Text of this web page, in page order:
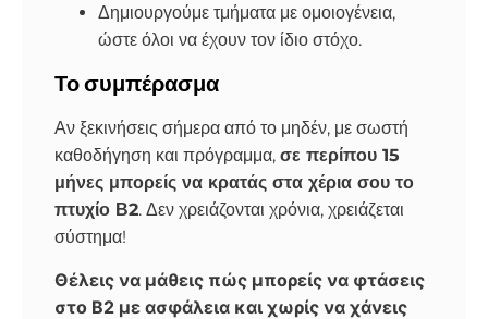
Δημιουργούμε τμήματα με ομοιογένεια,
ώστε όλοι να έχουν τον ίδιο στόχο.
Το συμπέρασμα
Αν ξεκινήσεις σήμερα από το μηδέν, με σωστή
καθοδήγηση και πρόγραμμα, σε περίπου 15
μήνες μπορείς να κρατάς στα χέρια σου το
πτυχίο Β2. Δεν χρειάζονται χρόνια, χρειάζεται
σύστημα!
Θέλεις να μάθεις πώς μπορείς να φτάσεις
στο Β2 με ασφάλεια και χωρίς να χάνεις